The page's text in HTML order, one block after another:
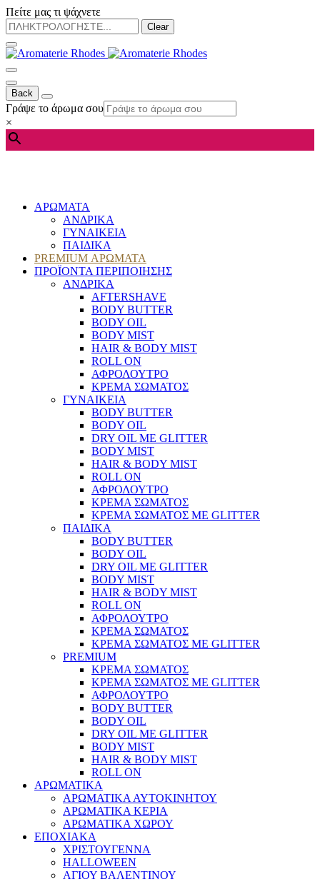
Πείτε μας τι ψάχνετε
Clear
Back
Γράψε το άρωμα σου
×
ΑΡΩΜΑΤΑ
ΑΝΔΡΙΚΑ
ΓΥΝΑΙΚΕΙΑ
ΠΑΙΔΙΚΑ
PREMIUM ΑΡΩΜΑΤΑ
ΠΡΟΪΟΝΤΑ ΠΕΡΙΠΟΙΗΣΗΣ
ΑΝΔΡΙΚΑ
AFTERSHAVE
BODY BUTTER
BODY OIL
BODY MIST
HAIR & BODY MIST
ROLL ON
ΑΦΡΟΛΟΥΤΡΟ
ΚΡΕΜΑ ΣΩΜΑΤΟΣ
ΓΥΝΑΙΚΕΙΑ
BODY BUTTER
BODY OIL
DRY OIL ΜΕ GLITTER
BODY MIST
HAIR & BODY MIST
ROLL ON
ΑΦΡΟΛΟΥΤΡΟ
ΚΡΕΜΑ ΣΩΜΑΤΟΣ
ΚΡΕΜΑ ΣΩΜΑΤΟΣ ΜΕ GLITTER
ΠΑΙΔΙΚΑ
BODY BUTTER
BODY OIL
DRY OIL ΜΕ GLITTER
BODY MIST
HAIR & BODY MIST
ROLL ON
ΑΦΡΟΛΟΥΤΡΟ
ΚΡΕΜΑ ΣΩΜΑΤΟΣ
ΚΡΕΜΑ ΣΩΜΑΤΟΣ ΜΕ GLITTER
PREMIUM
ΚΡΕΜΑ ΣΩΜΑΤΟΣ
ΚΡΕΜΑ ΣΩΜΑΤΟΣ ΜΕ GLITTER
ΑΦΡΟΛΟΥΤΡΟ
BODY BUTTER
BODY OIL
DRY OIL ΜΕ GLITTER
BODY MIST
HAIR & BODY MIST
ROLL ON
ΑΡΩΜΑΤΙΚΑ
ΑΡΩΜΑΤΙΚΑ ΑΥΤΟΚΙΝΗΤΟΥ
ΑΡΩΜΑΤΙΚΑ ΚΕΡΙΑ
ΑΡΩΜΑΤΙΚΑ ΧΩΡΟΥ
ΕΠΟΧΙΑΚΑ
ΧΡΙΣΤΟΥΓΕΝΝΑ
HALLOWEEN
ΑΓΙΟΥ ΒΑΛΕΝΤΙΝΟΥ